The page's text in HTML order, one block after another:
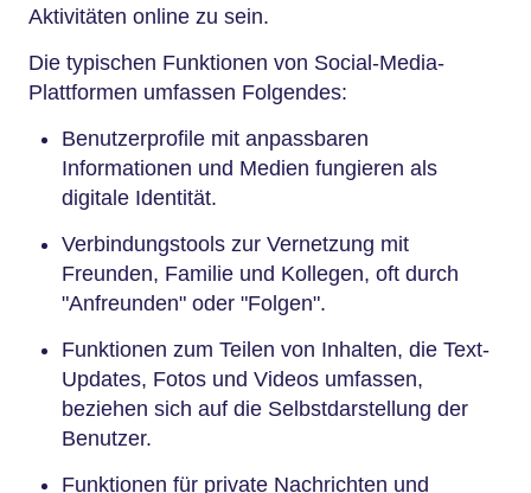
Aktivitäten online zu sein.
Die typischen Funktionen von Social-Media-
Plattformen umfassen Folgendes:
Benutzerprofile mit anpassbaren
Informationen und Medien fungieren als
digitale Identität.
Verbindungstools zur Vernetzung mit
Freunden, Familie und Kollegen, oft durch
"Anfreunden" oder "Folgen".
Funktionen zum Teilen von Inhalten, die Text-
Updates, Fotos und Videos umfassen,
beziehen sich auf die Selbstdarstellung der
Benutzer.
Funktionen für private Nachrichten und